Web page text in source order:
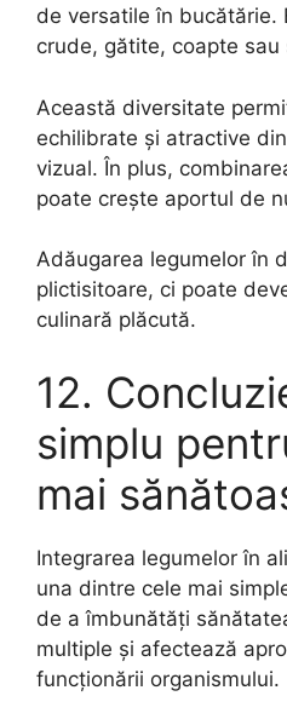
de versatile în bucătărie.
crude, gătite, coapte
Această diversitate
echilibrate și atractive
vizual. În plus,
poate crește aportul de
Adăugarea legumelor în
plictisitoare, ci poate
culinară plăcută.
12.
simplu
mai
Integrarea legumelor în
una dintre cele mai
de a îmbunătăți
multiple și afectează
funcționării organismului.